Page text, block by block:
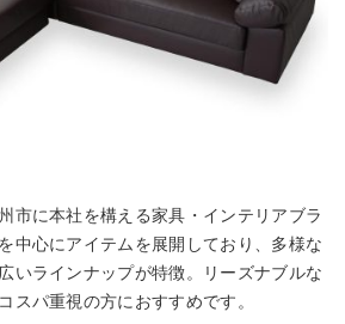
市に本社を構える家具・インテリアブラ
中心にアイテムを展開しており、多様な
いラインナップが特徴。リーズナブルな
スパ重視の方におすすめです。